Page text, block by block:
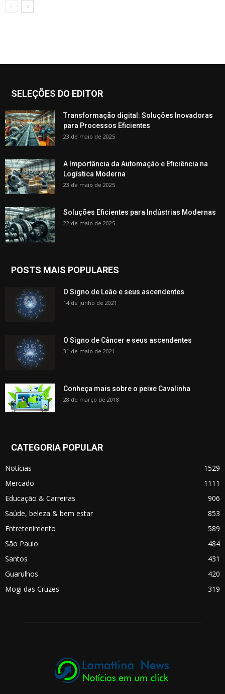
SELEÇÕES DO EDITOR
Transformação digital: Soluções Inovadoras
para Processos Eficientes
23 de maio de 2025
A Importância da Automação e Eficiência na
Logística Moderna
23 de maio de 2025
Soluções Eficientes para Indústrias Modernas
22 de maio de 2025
POSTS MAIS POPULARES
O Signo de Leão e seus ascendentes
14 de junho de 2021
O Signo de Câncer e seus ascendentes
31 de maio de 2021
Conheça mais sobre o peixe Cavalinha
28 de março de 2018
CATEGORIA POPULAR
Notícias
1529
Mercado
1111
Educação & Carreiras
906
Saúde, beleza & bem estar
853
Entretenimento
589
São Paulo
484
Santos
431
Guarulhos
420
Mogi das Cruzes
319